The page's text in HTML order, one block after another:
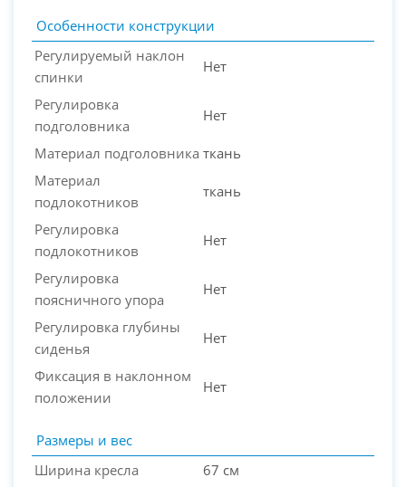
Особенности конструкции
Регулируемый наклон
спинки
Нет
Регулировка
подголовника
Нет
Материал подголовника ткань
Материал
подлокотников
ткань
Регулировка
подлокотников
Нет
Регулировка
поясничного упора
Нет
Регулировка глубины
сиденья
Нет
Фиксация в наклонном
положении
Нет
Размеры и вес
Ширина кресла
67 см